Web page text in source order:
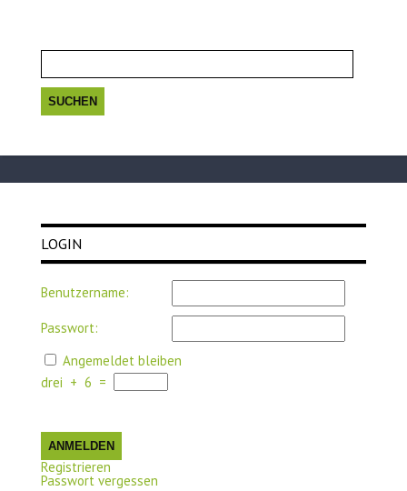
nach:
LOGIN
Benutzername:
Passwort:
Angemeldet bleiben
drei + 6 =
ANMELDEN
Registrieren
Passwort vergessen